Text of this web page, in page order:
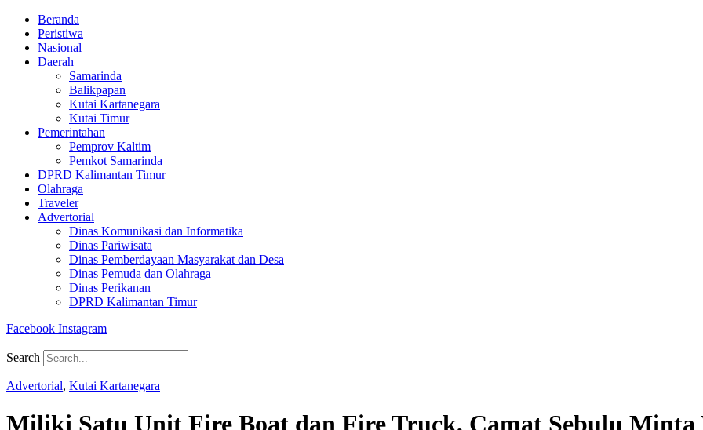
Beranda
Peristiwa
Nasional
Daerah
Samarinda
Balikpapan
Kutai Kartanegara
Kutai Timur
Pemerintahan
Pemprov Kaltim
Pemkot Samarinda
DPRD Kalimantan Timur
Olahraga
Traveler
Advertorial
Dinas Komunikasi dan Informatika
Dinas Pariwisata
Dinas Pemberdayaan Masyarakat dan Desa
Dinas Pemuda dan Olahraga
Dinas Perikanan
DPRD Kalimantan Timur
Facebook Instagram
Search
Advertorial, Kutai Kartanegara
Miliki Satu Unit Fire Boat dan Fire Truck, Camat Sebulu Minta